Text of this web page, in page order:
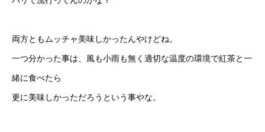
両方ともムッチャ美味しかったんやけどね。
一つ分かった事は、風も小雨も無く適切な温度の環境で紅茶と一
緒に食べたら
更に美味しかっただろうという事やな。